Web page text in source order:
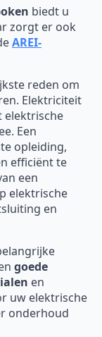
biedt u
zorgt er ook
AREI-
reden om
Elektriciteit
elektrische
Een
opleiding,
efficiënt te
een
elektrische
en
goede
en
uw elektrische
onderhoud